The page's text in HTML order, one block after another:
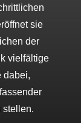
sie
der
vielfältige
dabei,
stellen.